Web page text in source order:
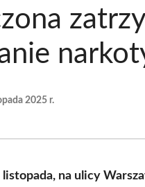
2025 r.
listopada, na ulicy